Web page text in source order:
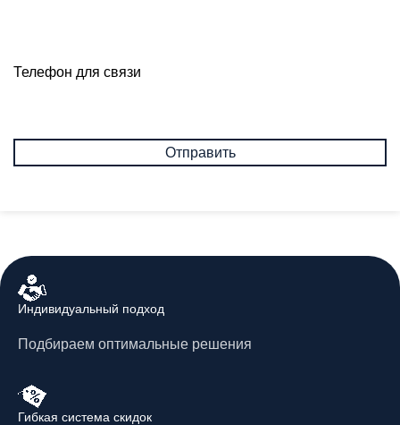
Телефон для связи
Индивидуальный подход
Подбираем оптимальные решения
Гибкая система скидок